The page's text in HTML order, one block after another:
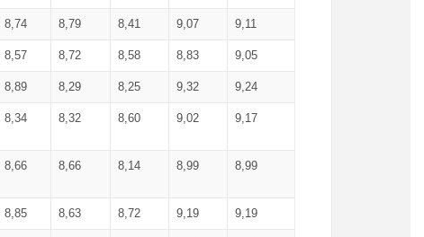
8,74 8,79 8,41 9,07 9,11
8,57 8,72 8,58 8,83 9,05
8,89 8,29 8,25 9,32 9,24
8,34 8,32 8,60 9,02 9,17
8,66 8,66 8,14 8,99 8,99
8,85 8,63 8,72 9,19 9,19